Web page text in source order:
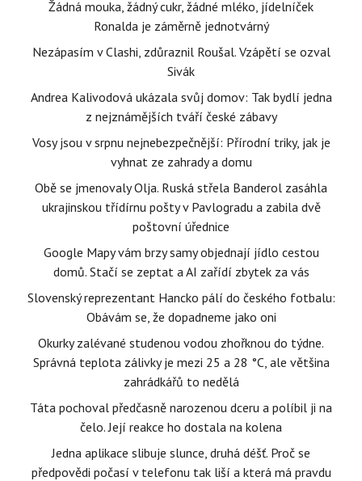
Žádná mouka, žádný cukr, žádné mléko, jídelníček
Ronalda je záměrně jednotvárný
Nezápasím v Clashi, zdůraznil Roušal. Vzápětí se ozval
Sivák
Andrea Kalivodová ukázala svůj domov: Tak bydlí jedna
z nejznámějších tváří české zábavy
Vosy jsou v srpnu nejnebezpečnější: Přírodní triky, jak je
vyhnat ze zahrady a domu
Obě se jmenovaly Olja. Ruská střela Banderol zasáhla
ukrajinskou třídírnu pošty v Pavlogradu a zabila dvě
poštovní úřednice
Google Mapy vám brzy samy objednají jídlo cestou
domů. Stačí se zeptat a AI zařídí zbytek za vás
Slovenský reprezentant Hancko pálí do českého fotbalu:
Obávám se, že dopadneme jako oni
Okurky zalévané studenou vodou zhořknou do týdne.
Správná teplota zálivky je mezi 25 a 28 °C, ale většina
zahrádkářů to nedělá
Táta pochoval předčasně narozenou dceru a políbil ji na
čelo. Její reakce ho dostala na kolena
Jedna aplikace slibuje slunce, druhá déšť. Proč se
předpovědi počasí v telefonu tak liší a která má pravdu